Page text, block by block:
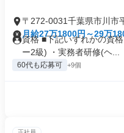
〒272-0031千葉県市川市
月給27万1800円～29万
資格 ■下記いずれかの資
ー2級) ・実務者研修(ヘ...
60代も応募可 +9個